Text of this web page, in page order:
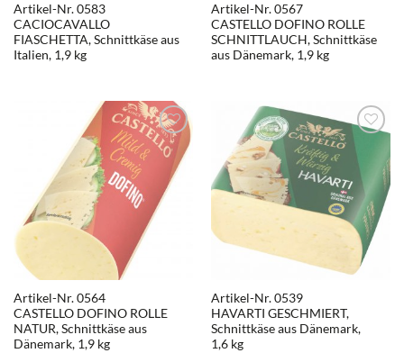
Artikel-Nr. 0583
CACIOCAVALLO
FIASCHETTA, Schnittkäse aus
Italien, 1,9 kg
Artikel-Nr. 0567
CASTELLO DOFINO ROLLE
SCHNITTLAUCH, Schnittkäse
aus Dänemark, 1,9 kg
Artikel-Nr. 0564
CASTELLO DOFINO ROLLE
NATUR, Schnittkäse aus
Dänemark, 1,9 kg
Artikel-Nr. 0539
HAVARTI GESCHMIERT,
Schnittkäse aus Dänemark,
1,6 kg